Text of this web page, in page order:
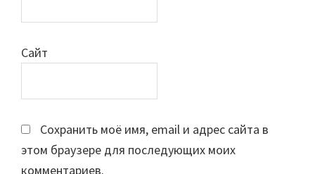
Сайт
Сохранить моё имя, email и адрес сайта в
этом браузере для последующих моих
комментариев.